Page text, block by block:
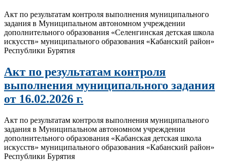
Акт по результатам контроля выполнения муниципального
задания в Муниципальном автономном учреждении
дополнительного образования «Селенгинская детская школа
искусств» муниципального образования «Кабанский район»
Республики Бурятия
Акт по результатам контроля
выполнения муниципального задания
от 16.02.2026 г.
Акт по результатам контроля выполнения муниципального
задания в Муниципальном автономном учреждении
дополнительного образования «Кабанская детская школа
искусств» муниципального образования «Кабанский район»
Республики Бурятия